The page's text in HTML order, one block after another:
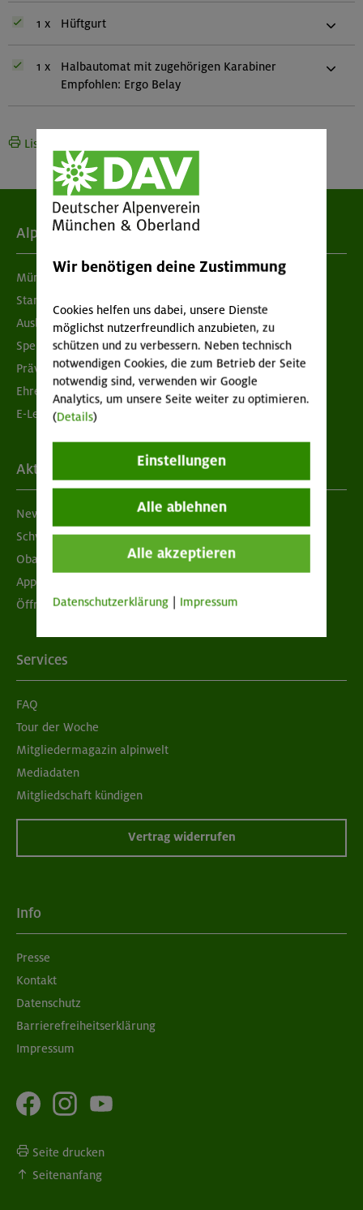
1 x Hüftgurt
1 x
Halbautomat mit zugehörigen Karabiner
Empfohlen: Ergo Belay
Liste drucken
Alpenverein
München & Oberland
Standorte
Ausbildung & Jobs
Spenden
Prävention sexualisierter Gewalt
Ehrenamtsbörse
E-Learning
Aktuelles
Newsletter
Schwarzes Brett
Obacht geben!
App "Mein DAV+"
Öffnungszeiten
Services
FAQ
Tour der Woche
Mitgliedermagazin alpinwelt
Mediadaten
Mitgliedschaft kündigen
Vertrag widerrufen
Info
Presse
Kontakt
Datenschutz
Barrierefreiheitserklärung
Impressum
Seite drucken
Seitenanfang
Wir benötigen deine Zustimmung
Cookies helfen uns dabei, unsere Dienste
möglichst nutzerfreundlich anzubieten, zu
schützen und zu verbessern. Neben technisch
notwendigen Cookies, die zum Betrieb der Seite
notwendig sind, verwenden wir Google
Analytics, um unsere Seite weiter zu optimieren.
(Details)
Einstellungen
Alle ablehnen
Alle akzeptieren
Datenschutzerklärung Impressum